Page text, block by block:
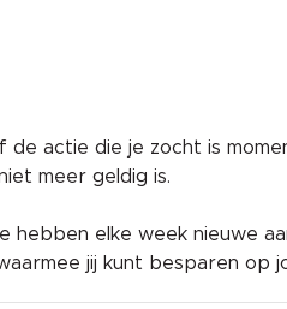
de actie die je zocht is
meer geldig is.
hebben elke week nieuwe
jij kunt besparen op